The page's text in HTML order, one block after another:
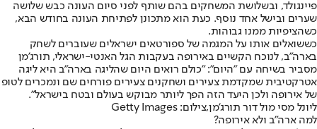
פיינגולד, ובשלושת המשחקים בהם שותף לפני סיום העונה כבש שלושה
שערים ובישל אחד נוסף. כעת הוא מתכונן לפתיחת העונה בחודש הבא,
כשהציפיות ממנו גבוהות.
כששואלים אותו על המגמה של ספורטאים ישראלים שעוברים לשחק
בארה"ב, לנוכח הקשיים באירופה בעקבות הגל האנטי-ישראלי, תורג'מן
מסביר בשיחה עם "היום": "כולם רואים היום שהליגה בארה"ב היא ליגה
אטרקטיבית שמקדמת צעירים ושחקנים צעירים פורחים שם ונמכרים לטופ
של אירופה ולכן היעד הזה הפך ליותר מבוקש בעולם ובטח בישראל".
ליונל מסי מול דור תורג'מן,צילום: Getty Images
למה ארה"ב ולא אירופה?